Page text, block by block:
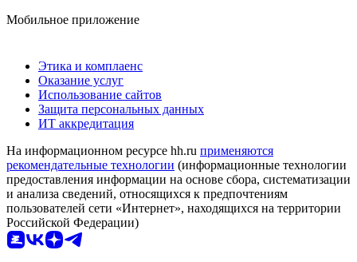
Мобильное приложение
Этика и комплаенс
Оказание услуг
Использование сайтов
Защита персональных данных
ИТ аккредитация
На информационном ресурсе hh.ru применяются
рекомендательные технологии (информационные технологии
предоставления информации на основе сбора, систематизации
и анализа сведений, относящихся к предпочтениям
пользователей сети «Интернет», находящихся на территории
Российской Федерации)